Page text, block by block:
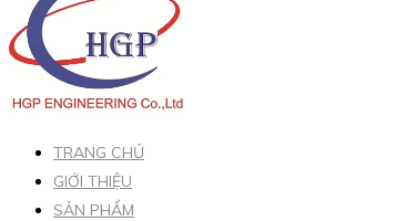
TRANG CHỦ
GIỚI THIỆU
SẢN PHẨM